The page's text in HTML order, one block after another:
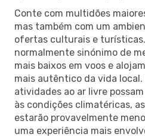
Conte com multidões
mas também com um
ofertas culturais e
normalmente sinónimo de
mais baixos em voos e
mais autêntico da vida local.
atividades ao ar livre
às condições climatéricas,
estarão provavelmente
uma experiência mais